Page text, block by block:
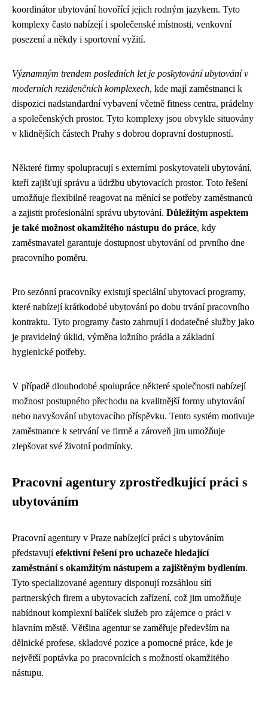
koordinátor ubytování hovořící jejich rodným jazykem. Tyto
komplexy často nabízejí i společenské místnosti, venkovní
posezení a někdy i sportovní vyžití.
Významným trendem posledních let je poskytování ubytování v
moderních rezidenčních komplexech, kde mají zaměstnanci k
dispozici nadstandardní vybavení včetně fitness centra, prádelny
a společenských prostor. Tyto komplexy jsou obvykle situovány
v klidnějších částech Prahy s dobrou dopravní dostupností.
Některé firmy spolupracují s externími poskytovateli ubytování,
kteří zajišťují správu a údržbu ubytovacích prostor. Toto řešení
umožňuje flexibilně reagovat na měnící se potřeby zaměstnanců
a zajistit profesionální správu ubytování. Důležitým aspektem
je také možnost okamžitého nástupu do práce, kdy
zaměstnavatel garantuje dostupnost ubytování od prvního dne
pracovního poměru.
Pro sezónní pracovníky existují speciální ubytovací programy,
které nabízejí krátkodobé ubytování po dobu trvání pracovního
kontraktu. Tyto programy často zahrnují i dodatečné služby jako
je pravidelný úklid, výměna ložního prádla a základní
hygienické potřeby.
V případě dlouhodobé spolupráce některé společnosti nabízejí
možnost postupného přechodu na kvalitnější formy ubytování
nebo navyšování ubytovacího příspěvku. Tento systém motivuje
zaměstnance k setrvání ve firmě a zároveň jim umožňuje
zlepšovat své životní podmínky.
Pracovní agentury zprostředkující práci s
ubytováním
Pracovní agentury v Praze nabízející práci s ubytováním
představujíefektivní řešení pro uchazeče hledající
zaměstnání s okamžitým nástupem a zajištěným bydlením.
Tyto specializované agentury disponují rozsáhlou sítí
partnerských firem a ubytovacích zařízení, což jim umožňuje
nabídnout komplexní balíček služeb pro zájemce o práci v
hlavním městě. Většina agentur se zaměřuje především na
dělnické profese, skladové pozice a pomocné práce, kde je
největší poptávka po pracovnících s možností okamžitého
nástupu.